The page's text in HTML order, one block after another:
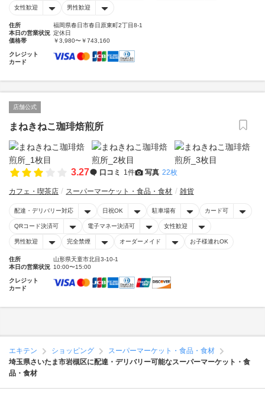
女性歓迎 男性歓迎
住所
福岡県春日市春日原東町2丁目8-1
本日の営業状況 定休日
価格帯
￥3,980〜￥743,160
クレジット
カード
店舗公式
まねきねこ珈琲焙煎所
3.27 口コミ 1件 写真 22枚
カフェ・喫茶店 スーパーマーケット・食品・食材 雑貨
配達・デリバリー対応 日祝OK 駐車場有 カード可
QRコード決済可 電子マネー決済可 女性歓迎
男性歓迎 完全禁煙 オーダーメイド お子様連れOK
住所
山形県天童市北目3-10-1
本日の営業状況 10:00〜15:00
クレジット
カード
エキテン ショッピング
スーパーマーケット・食品・食材
埼玉県さいたま市岩槻区に配達・デリバリー可能なスーパーマーケット・食
品・食材